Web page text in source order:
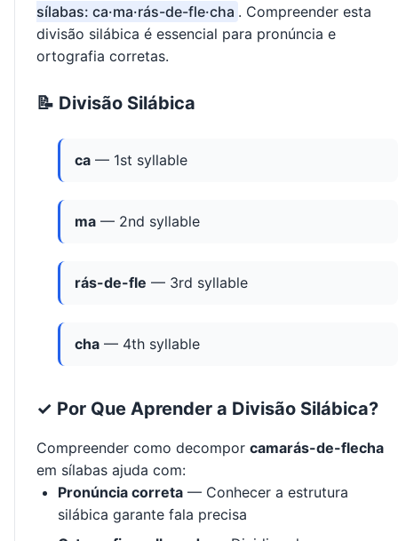
sílabas: ca·ma·rás-de-fle·cha . Compreender esta
divisão silábica é essencial para pronúncia e
ortografia corretas.
📝 Divisão Silábica
ca — 1st syllable
ma — 2nd syllable
rás-de-fle — 3rd syllable
cha — 4th syllable
✓ Por Que Aprender a Divisão Silábica?
Compreender como decompor camarás-de-flecha
em sílabas ajuda com:
Pronúncia correta — Conhecer a estrutura
silábica garante fala precisa